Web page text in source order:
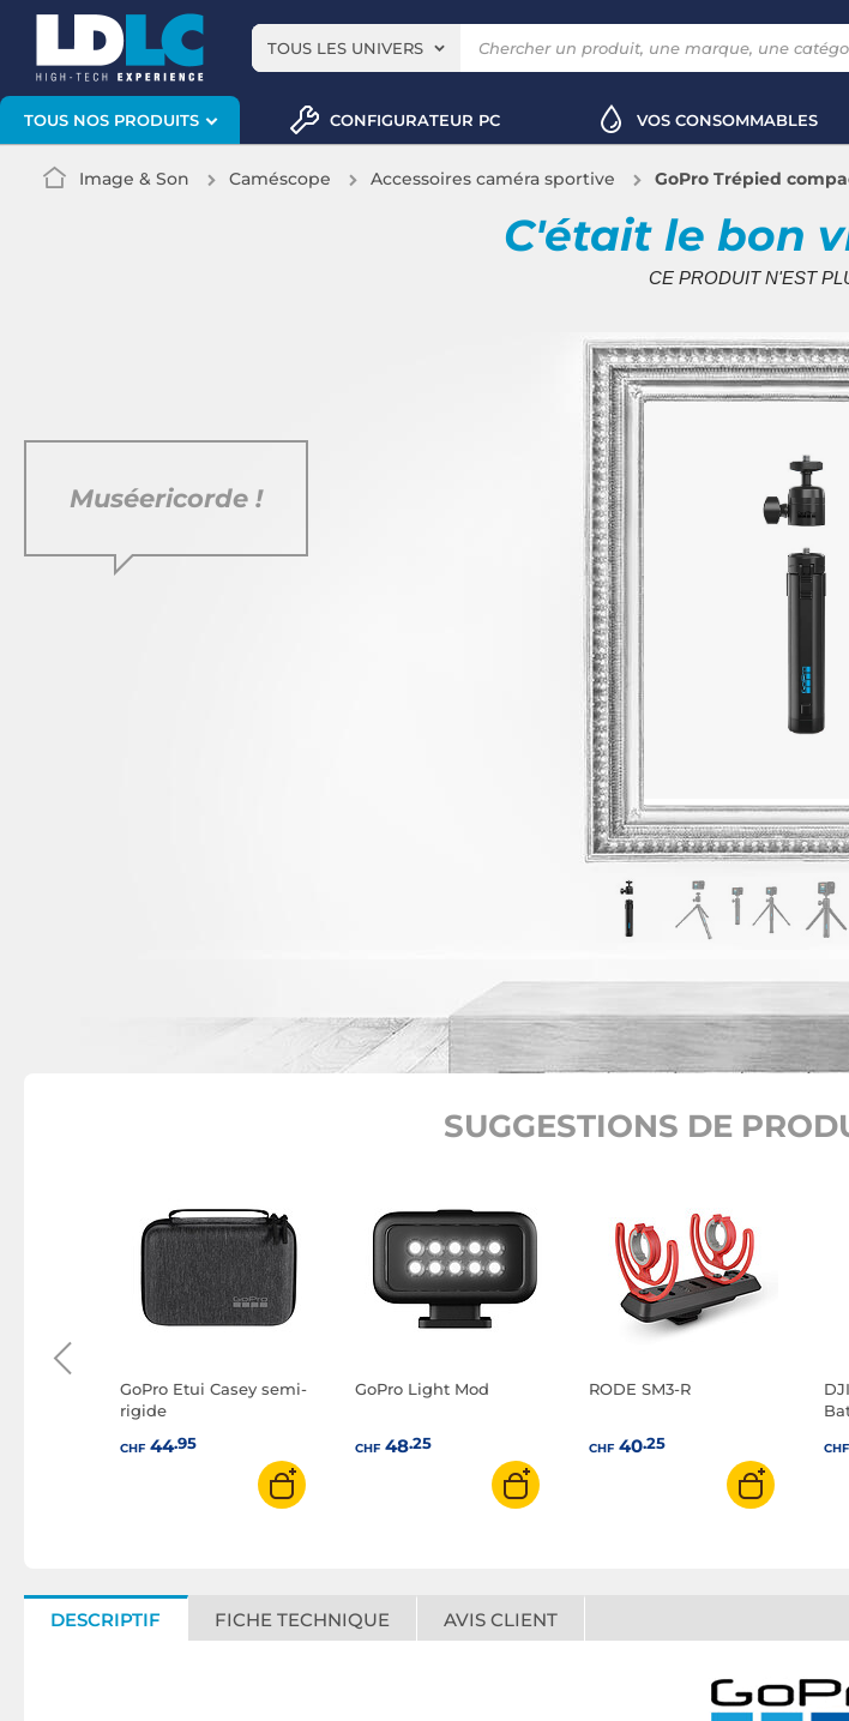
TOUS LES UNIVERS
TOUS NOS PRODUITS CONFIGURATEUR PC VOS CONSOMMABLES
Image & Son Caméscope Accessoires caméra sportive GoPro Trépied
C'était le bon
CE PRODUIT N'EST
Muséericorde !
SUGGESTIONS DE
GoPro Etui Casey semi-
rigide
CHF44.95
GoPro Light Mod
CHF48.25
RODE SM3-R
CHF40.25 CHF
DESCRIPTIF FICHE TECHNIQUE AVIS CLIENT